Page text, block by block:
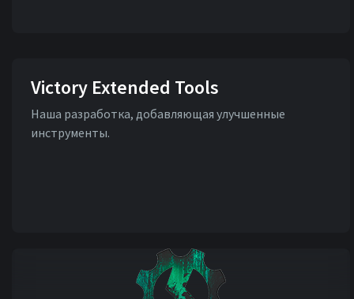
Victory Extended Tools
Наша разработка, добавляющая улучшенные
инструменты.